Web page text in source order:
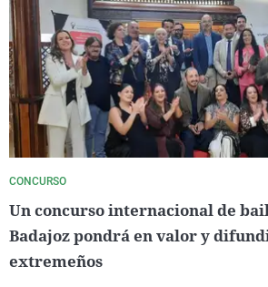
CONCURSO
Un concurso internacional de
Badajoz pondrá en valor y
extremeños